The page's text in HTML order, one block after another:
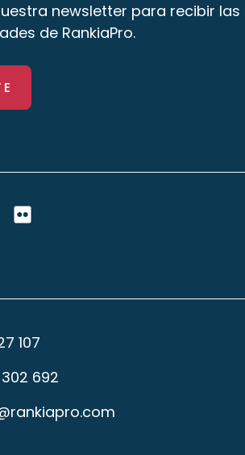
newsletter para recibir las
de RankiaPro.
107
692